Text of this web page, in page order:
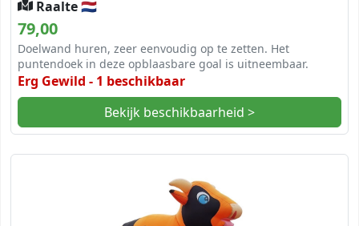
Raalte 🇳🇱
79,00
Doelwand huren, zeer eenvoudig op te zetten. Het
puntendoek in deze opblaasbare goal is uitneembaar.
Erg Gewild - 1 beschikbaar
Bekijk beschikbaarheid >